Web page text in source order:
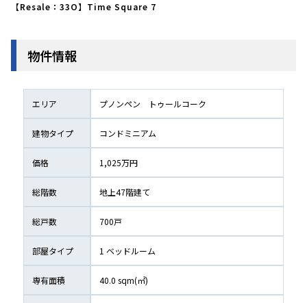
【Resale：33O】Time Square 7
物件情報
エリア プノンペン トゥールコーク
建物タイプ コンドミニアム
価格 1,025万円
総階数 地上47階建て
総戸数 700戸
部屋タイプ 1 ベッドルーム
専有面積 40.0 sqm(㎡)